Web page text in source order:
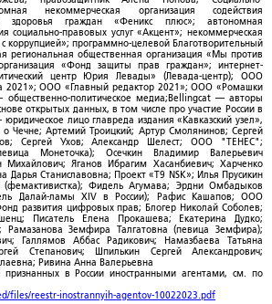
некоммерческая организация содействия
здоровья граждан «Феникс плюс»; автономная
социально-правовых услуг «Акцент»; некоммерческая
коррупцией»; программно-целевой Благотворительный
региональная общественная организация «Мы против
«Фонд защиты прав граждан»; интернет-
центр Юрия Левады» (Левада-центр); ООО
2021»; ООО «Главный редактор 2021»; ООО «Ромашки
политическое медиа;Bellingcat — авторы
открытых данных, в том числе про участие России в
лицо главреда издания «Кавказский узел»,
Чечне; Артемий Троицкий; Артур Смолянинов; Сергей
Сергей Ухов; Александр Шелест; ООО "ТЕНЕС";
Монеточка); Осечкин Владимир Валерьевич
Михайлович; Яганов Ибрагим Хасанбиевич; Харченко
Дарья Станиславовна; Проект «T9 NSK»; Илья Прусикин
Фидель Агумава; Эрдни Омбадыков
Далай-ламы XIV в России); Рафис Кашапов; ООО
развития цифровых прав; Блогер Николай Соболев;
Писатель Елена Прокашева; Екатерина Дудко;
Рамазанова Земфира Талгатовна (певица Земфира);
Галлямов Аббас Радикович; Намазбаева Татьяна
Степанович; Шпилькин Сергей Александрович;
Ривина Анна Валерьевна
признанных в России иностранными агентами, см. по
files/reestr-inostrannyih-agentov-10022023.pdf